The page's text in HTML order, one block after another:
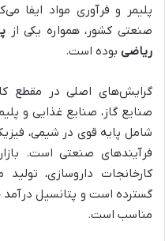
پلیمر و فرآوری مواد ایفا
صنعتی کشور، همواره یکی از
ریاضی بوده است.
گرایش‌های اصلی در مقطع
صنایع گاز، صنایع غذایی و
شامل پایه قوی در شیمی،
فرآیندهای صنعتی است.
کارخانجات داروسازی،
گسترده است و پتانسیل درآمد
مناسب است.